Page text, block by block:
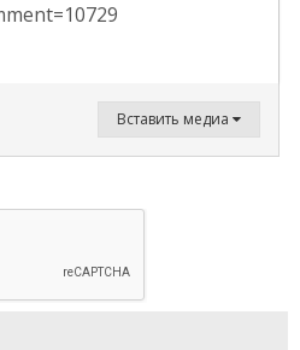
Вставить медиа